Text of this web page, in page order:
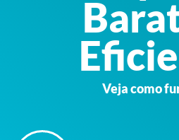
Veja como